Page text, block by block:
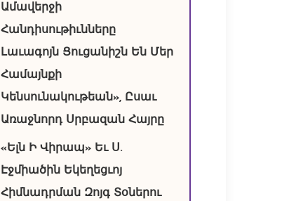
Ամավերջի
Հանդիսութիւնները
Լաւագոյն Ցուցանիշն Են Մեր
Համայնքի
Կենսունակութեան», Ըսաւ
Առաջնորդ Սրբազան Հայրը
«Ելն Ի Վիրապ» Եւ Ս.
Էջմիածին Եկեղեցւոյ
Հիմնադրման Զոյգ Տօներու